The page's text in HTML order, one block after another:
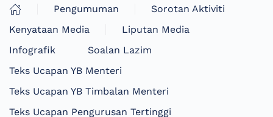
Pengumuman
Sorotan Aktiviti
Kenyataan Media
Liputan Media
Infografik
Soalan Lazim
Teks Ucapan YB Menteri
Teks Ucapan YB Timbalan Menteri
Teks Ucapan Pengurusan Tertinggi